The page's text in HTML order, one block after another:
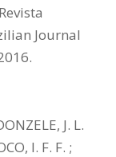
Journal
J. L.
I. F. F. ;